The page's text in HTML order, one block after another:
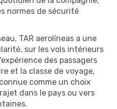
normes de sécurité
TAR aerolíneas a une
sur les vols intérieurs
des passagers
et la classe de voyage,
comme un choix
dans le pays ou vers